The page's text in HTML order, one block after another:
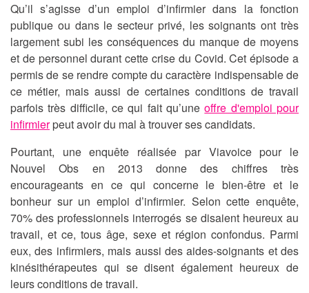
Qu’il s’agisse d’un emploi d’infirmier dans la fonction
publique ou dans le secteur privé, les soignants ont très
largement subi les conséquences du manque de moyens
et de personnel durant cette crise du Covid. Cet épisode a
permis de se rendre compte du caractère indispensable de
ce métier, mais aussi de certaines conditions de travail
parfois très difficile, ce qui fait qu’uneoffre d'emploi pour
infirmierpeut avoir du mal à trouver ses candidats.
Pourtant, une enquête réalisée par Viavoice pour le
Nouvel Obs en 2013 donne des chiffres très
encourageants en ce qui concerne le bien-être et le
bonheur sur un emploi d’infirmier. Selon cette enquête,
70% des professionnels interrogés se disaient heureux au
travail, et ce, tous âge, sexe et région confondus. Parmi
eux, des infirmiers, mais aussi des aides-soignants et des
kinésithérapeutes qui se disent également heureux de
leurs conditions de travail.